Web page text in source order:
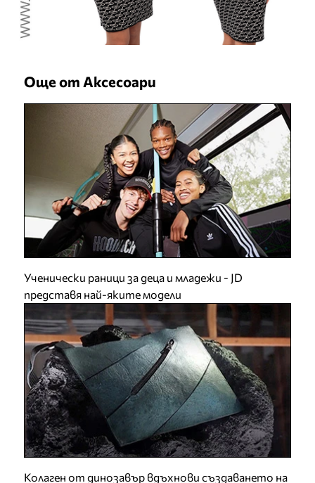
Още от Аксесоари
Ученически раници за деца и младежи - JD
представя най-яките модели
Колаген от динозавър вдъхнови създаването на